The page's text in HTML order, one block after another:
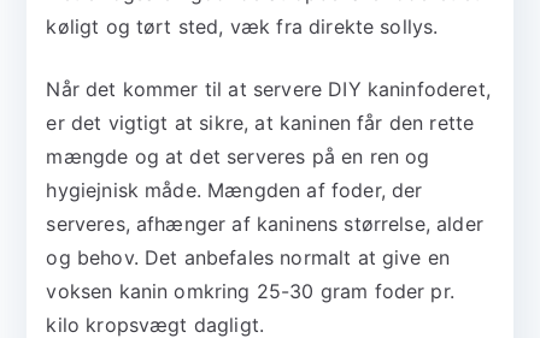
køligt og tørt sted, væk fra direkte sollys.
Når det kommer til at servere DIY kaninfoderet,
er det vigtigt at sikre, at kaninen får den rette
mængde og at det serveres på en ren og
hygiejnisk måde. Mængden af foder, der
serveres, afhænger af kaninens størrelse, alder
og behov. Det anbefales normalt at give en
voksen kanin omkring 25-30 gram foder pr.
kilo kropsvægt dagligt.